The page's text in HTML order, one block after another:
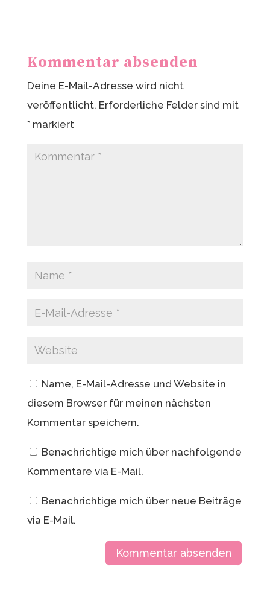
st
Kommentar absenden
Deine E-Mail-Adresse wird nicht
veröffentlicht. Erforderliche Felder sind mit
*markiert
Name, E-Mail-Adresse und Website in
diesem Browser für meinen nächsten
Kommentar speichern.
Benachrichtige mich über nachfolgende
Kommentare via E-Mail.
Benachrichtige mich über neue Beiträge
via E-Mail.